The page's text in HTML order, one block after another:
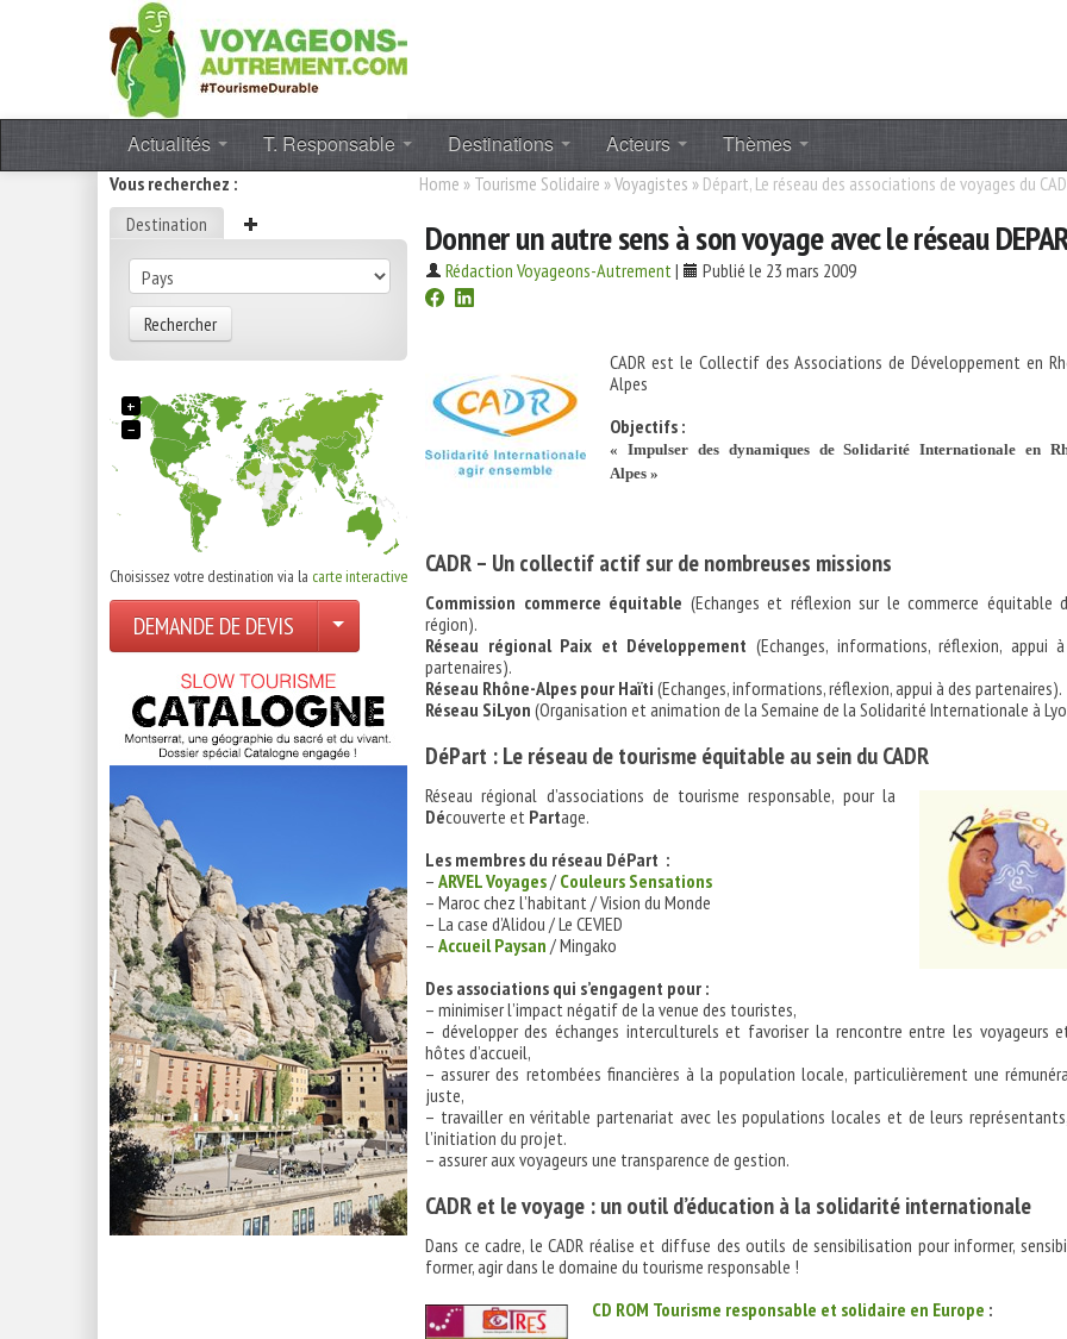
Actualités T. Responsable Destinations Acteurs Thèmes
Vous recherchez :
Destination
Rechercher
+
−
Choisissez votre destination via la carte interactive
DEMANDE DE DEVIS
Home » Tourisme Solidaire »Voyagistes » Départ, Le réseau des associations de voyages du
Donner un autre sens à son voyage avec le réseau
Rédaction Voyageons-Autrement| Publié le 23 mars 2009
CADR est le Collectif des Associations de Développement en
Alpes
Objectifs :
« Impulser des dynamiques de Solidarité Internationale en
Alpes »
CADR – Un collectif actif sur de nombreuses missions
Commission commerce équitable (Echanges et réflexion sur le commerce équitable
région).
Réseau régional Paix et Développement (Echanges, informations, réflexion, appui
partenaires).
Réseau Rhône-Alpes pour Haïti (Echanges, informations, réflexion, appui à des partenaires).
Réseau SiLyon (Organisation et animation de la Semaine de la Solidarité Internationale à
DéPart : Le réseau de tourisme équitable au sein du CADR
Réseau régional d’associations de tourisme responsable, pour la
Découverte et Partage.
Les membres du réseau DéPart :
– ARVEL Voyages/ Couleurs Sensations
– Maroc chez l’habitant / Vision du Monde
– La case d’Alidou / Le CEVIED
– Accueil Paysan / Mingako
Des associations qui s’engagent pour :
– minimiser l’impact négatif de la venue des touristes,
– développer des échanges interculturels et favoriser la rencontre entre les voyageurs
hôtes d’accueil,
– assurer des retombées financières à la population locale, particulièrement une
juste,
– travailler en véritable partenariat avec les populations locales et de leurs
l’initiation du projet.
– assurer aux voyageurs une transparence de gestion.
CADR et le voyage : un outil d’éducation à la solidarité internationale
Dans ce cadre, le CADR réalise et diffuse des outils de sensibilisation pour informer,
former, agir dans le domaine du tourisme responsable !
CD ROM Tourisme responsable et solidaire en Europe :